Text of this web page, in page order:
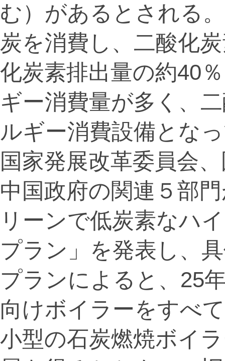
む）があるとされる
炭を消費し、二酸化
化炭素排出量の約40
ギー消費量が多く、
ルギー消費設備とな
国家発展改革委員会
中国政府の関連５部
リーンで低炭素なハ
プラン」を発表し、
プランによると、25
向けボイラーをすべ
小型の石炭燃焼ボイ